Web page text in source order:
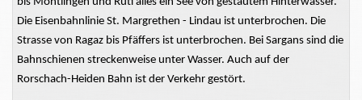
Die Eisenbahnlinie St. Margrethen - Lindau ist unterbrochen. Die
Strasse von Ragaz bis Pfäffers ist unterbrochen. Bei Sargans sind die
Bahnschienen streckenweise unter Wasser. Auch auf der
Rorschach-Heiden Bahn ist der Verkehr gestört.